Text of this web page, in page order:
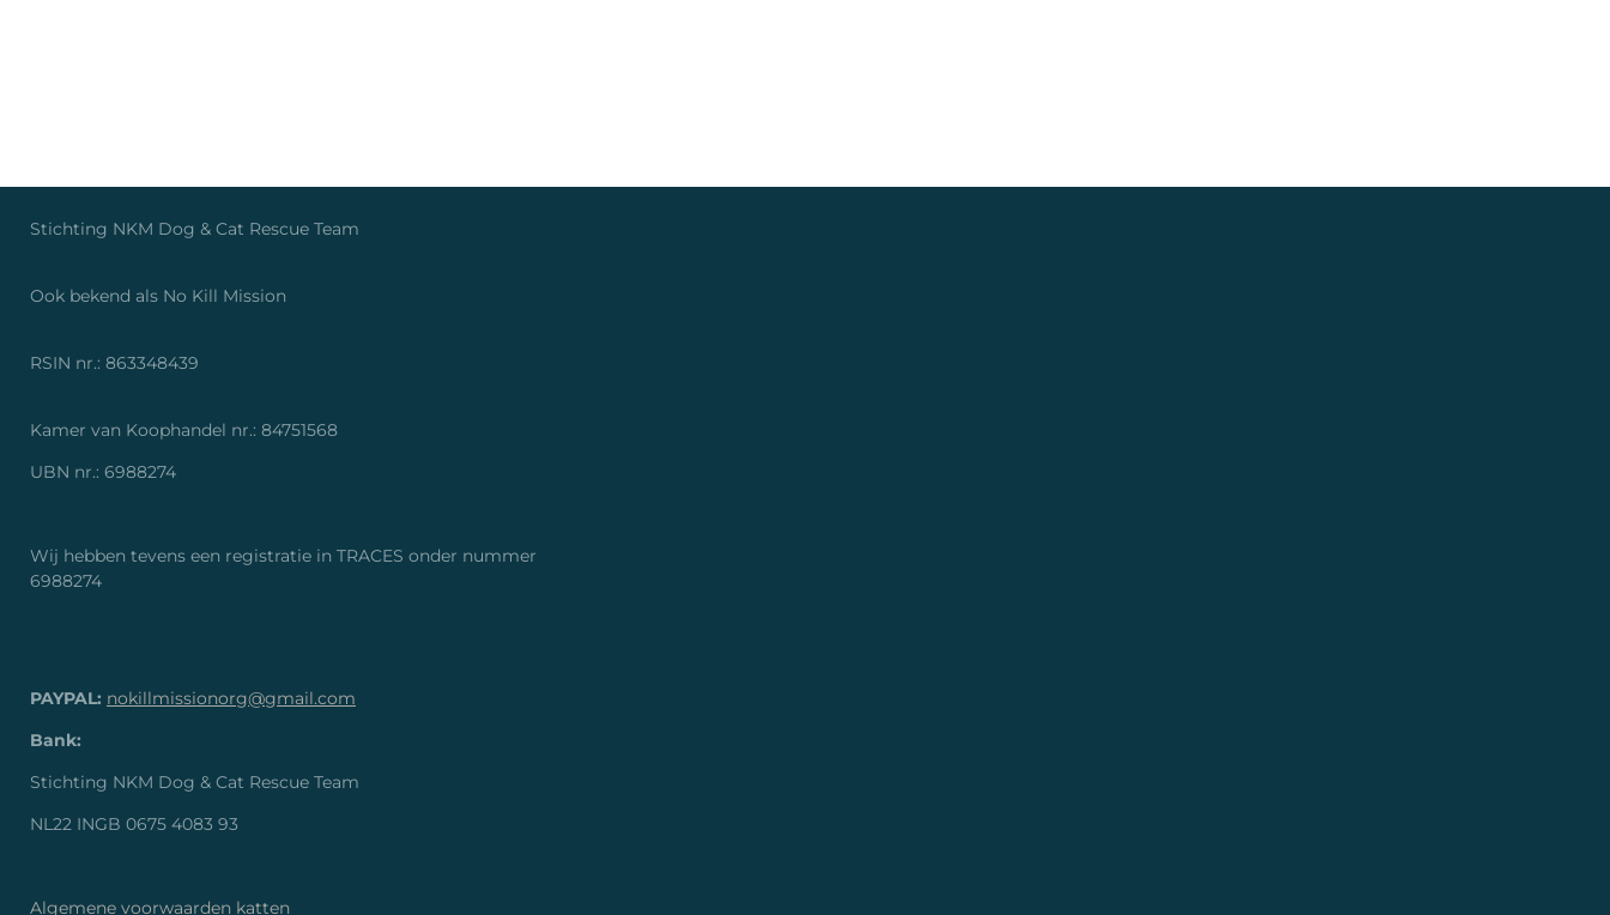
Stichting NKM Dog & Cat Rescue Team
Ook bekend als No Kill Mission
RSIN nr.: 863348439
Kamer van Koophandel nr.: 84751568
UBN nr.: 6988274
Wij hebben tevens een registratie in TRACES onder nummer
6988274
PAYPAL: nokillmissionorg@gmail.com
Bank:
Stichting NKM Dog & Cat Rescue Team
NL22 INGB 0675 4083 93
Algemene voorwaarden katten